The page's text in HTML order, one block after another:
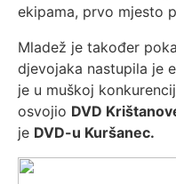
ekipama, prvo mjesto
Mladež je također
djevojaka nastupila je
je u muškoj
osvojio DVD
je DVD-u Kuršanec.